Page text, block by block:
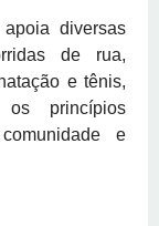
diversas
de rua,
e tênis,
os princípios
e